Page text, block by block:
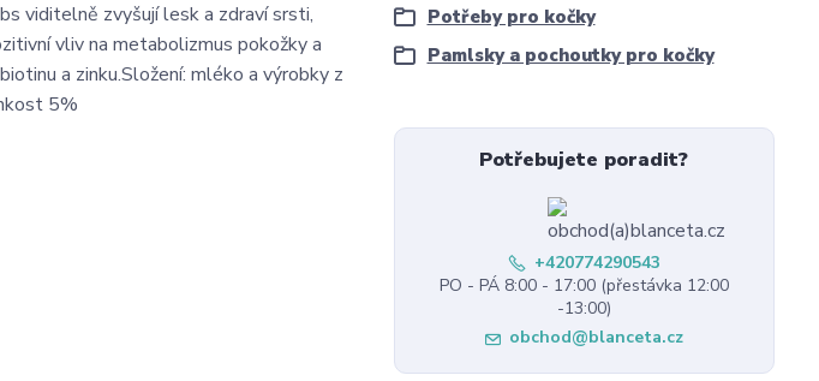
viditelně zvyšují lesk a zdraví srsti,
vliv na metabolizmus pokožky a
a zinku.Složení: mléko a výrobky z
5%
Potřeby pro kočky
Pamlsky a pochoutky pro kočky
Potřebujete poradit?
+420774290543
PO - PÁ 8:00 - 17:00 (přestávka 12:00
-13:00)
obchod@blanceta.cz